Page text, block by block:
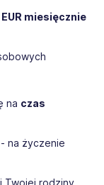
i
miesięcznie
na czas
- na życzenie
Twojej rodziny